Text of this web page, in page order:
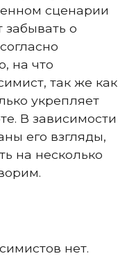
сценарии
забывать о
на что
так же как
укрепляет
В зависимости
его взгляды,
на несколько
нет.